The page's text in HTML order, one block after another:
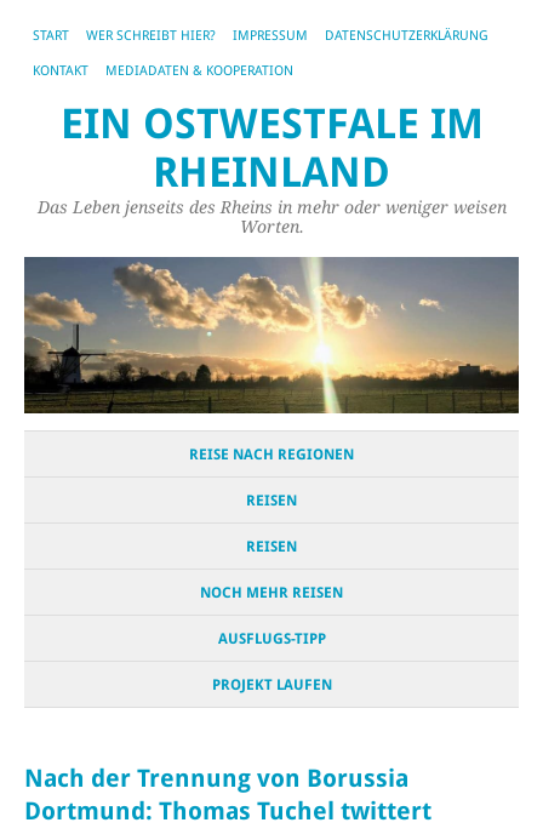
START WER SCHREIBT HIER? IMPRESSUM DATENSCHUTZERKLÄRUNG
KONTAKT MEDIADATEN & KOOPERATION
EIN OSTWESTFALE IM
RHEINLAND
Das Leben jenseits des Rheins in mehr oder weniger weisen
Worten.
REISE NACH REGIONEN
REISEN
REISEN
NOCH MEHR REISEN
AUSFLUGS-TIPP
PROJEKT LAUFEN
Nach der Trennung von Borussia
Dortmund: Thomas Tuchel twittert